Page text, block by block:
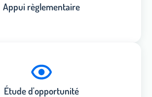
Appui règlementaire
Étude d'opportunité